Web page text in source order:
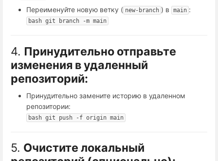
Переименуйте новую ветку ( new-branch ) в main :
bash git branch -m main
4. Принудительно отправьте
изменения в удаленный
репозиторий:
Принудительно замените историю в удаленном
репозитории:
bash git push -f origin main
5. Очистите локальный